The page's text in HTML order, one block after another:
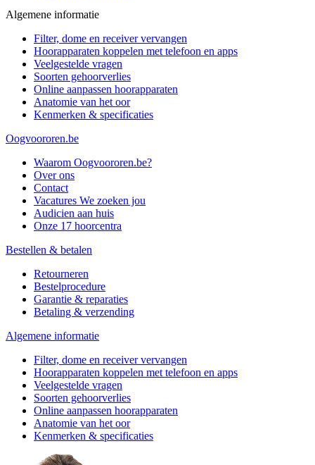
Algemene informatie
Filter, dome en receiver vervangen
Hoorapparaten koppelen met telefoon en apps
Veelgestelde vragen
Soorten gehoorverlies
Online aanpassen hoorapparaten
Anatomie van het oor
Kenmerken & specificaties
Oogvoororen.be
Waarom Oogvoororen.be?
Over ons
Contact
Vacatures We zoeken jou
Audicien aan huis
Onze 17 hoorcentra
Bestellen & betalen
Retourneren
Bestelprocedure
Garantie & reparaties
Betaling & verzending
Algemene informatie
Filter, dome en receiver vervangen
Hoorapparaten koppelen met telefoon en apps
Veelgestelde vragen
Soorten gehoorverlies
Online aanpassen hoorapparaten
Anatomie van het oor
Kenmerken & specificaties